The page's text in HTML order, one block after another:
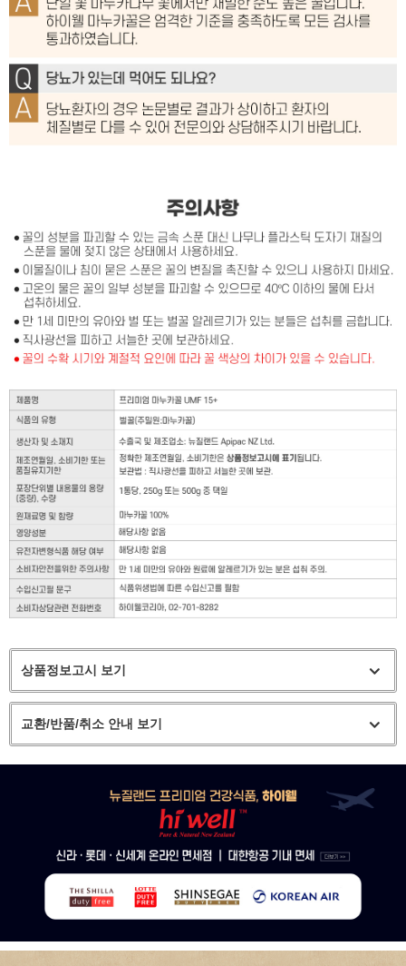
상품정보고시 보기
교환/반품/취소 안내 보기